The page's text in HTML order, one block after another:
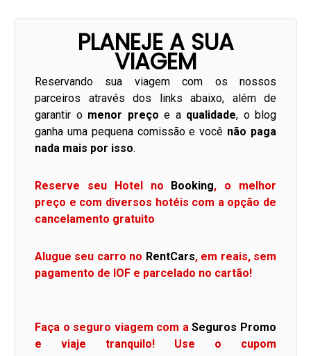
PLANEJE A SUA
VIAGEM
Reservando sua viagem com os nossos
parceiros através dos links abaixo, além de
garantir o menor preço e a qualidade, o blog
ganha uma pequena comissão e você não paga
nada mais por isso.
Reserve seu Hotel no Booking, o melhor
preço e com diversos hotéis com a opção de
cancelamento gratuito
Alugue seu carro no RentCars, em reais, sem
pagamento de IOF e parcelado no cartão!
Faça o seguro viagem com aSeguros Promo
e viaje tranquilo! Use o cupom